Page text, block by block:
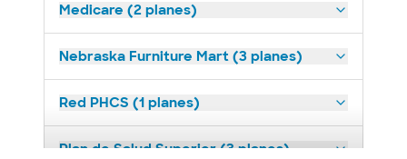
Medicare (2 planes)
Nebraska Furniture Mart (3 planes)
Red PHCS (1 planes)
Plan de Salud Superior (3 planes)